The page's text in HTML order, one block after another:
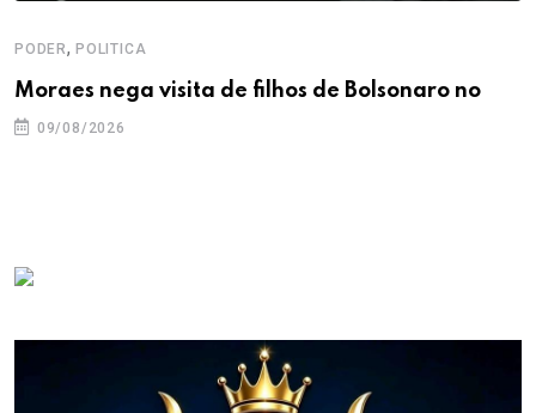
PODER, POLITICA
Moraes nega visita de filhos de Bolsonaro no
09/08/2026